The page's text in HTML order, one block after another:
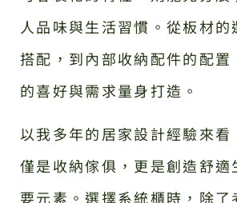
人品味與生活習慣。從板材的
搭配，到內部收納配件的配置
的喜好與需求量身打造。
以我多年的居家設計經驗來看
僅是收納傢俱，更是創造舒適
要元素。選擇系統櫃時，除了